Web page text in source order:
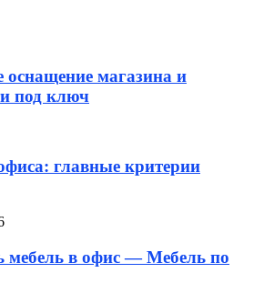
оснащение магазина и
под ключ
главные критерии
мебель в офис — Мебель по